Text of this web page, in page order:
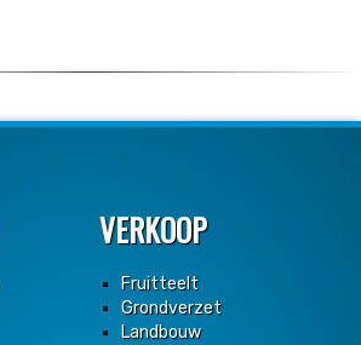
VERKOOP
Fruitteelt
Grondverzet
Landbouw